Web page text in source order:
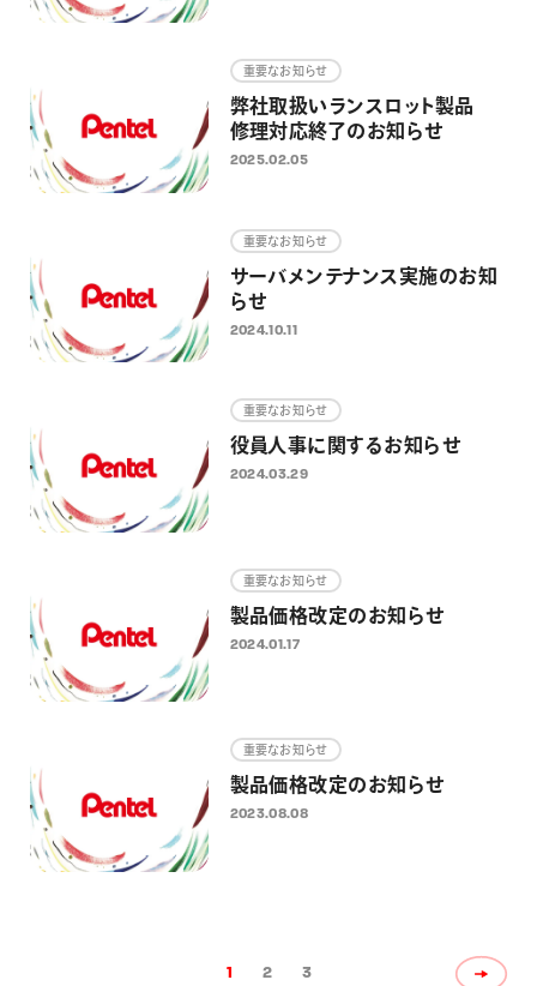
重要なお知らせ
弊社取扱いランスロット製品
修理対応終了のお知らせ
2025.02.05
重要なお知らせ
サーバメンテナンス実施のお知
らせ
2024.10.11
重要なお知らせ
役員人事に関するお知らせ
2024.03.29
重要なお知らせ
製品価格改定のお知らせ
2024.01.17
重要なお知らせ
製品価格改定のお知らせ
2023.08.08
1 2 3